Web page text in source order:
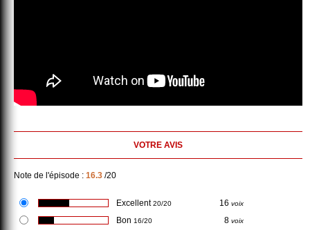
VOTRE AVIS
Note de l'épisode : 16.3 /20
Excellent20/20 16 voix
Bon 16/20 8 voix